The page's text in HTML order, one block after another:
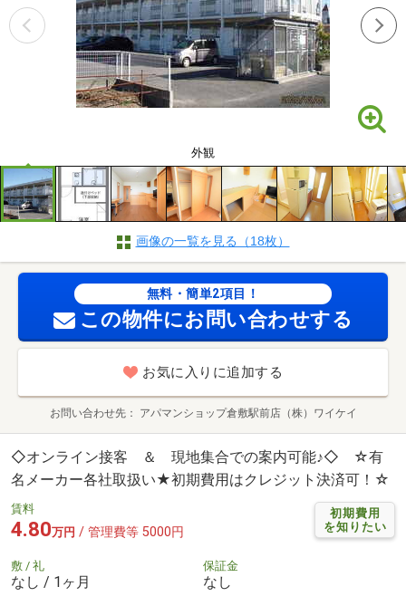
外観
画像の一覧を見る（18枚）
無料・簡単2項目！
この物件にお問い合わせする
お気に入りに追加する
お問い合わせ先 アパマンショップ倉敷駅前店（株）ワイケイ
◇オンライン接客 ＆ 現地集合での案内可能♪◇ ☆有
名メーカー各社取扱い★初期費用はクレジット決済可！☆
初期費用
を知りたい
賃料
4.80万円 / 管理費等 5000円
敷 / 礼
なし / 1ヶ月
保証金
なし